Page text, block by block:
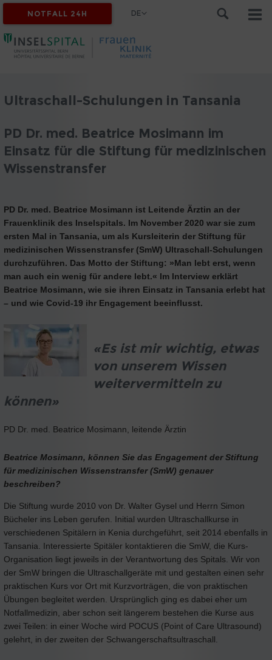
NOTFALL 24H DE
Ultraschall-Schulungen in Tansania
PD Dr. med. Beatrice Mosimann im
Einsatz für die Stiftung für medizinischen
Wissenstransfer
PD Dr. med. Beatrice Mosimann ist Leitende Ärztin an der
Frauenklinik des Inselspitals. Im November 2020 war sie zum
ersten Mal in Tansania, um als Kursleiterin der Stiftung für
medizinischen Wissenstransfer (SmW) Ultraschall-Schulungen
durchzuführen. Das Motto der Stiftung: »Man lebt erst, wenn
man auch ein wenig für andere lebt.« Im Interview erklärt
Beatrice Mosimann, wie sie ihren Einsatz in Tansania erlebt hat
– und wie Covid-19 ihr Engagement beeinflusst.
«Es ist mir wichtig, etwas
von unserem Wissen
weitervermitteln zu
können»
PD Dr. med. Beatrice Mosimann, leitende Ärztin
Beatrice Mosimann, können Sie das Engagement der Stiftung
für medizinischen Wissenstransfer (SmW) genauer
beschreiben?
Die Stiftung wurde 2010 von Dr. Walter Gysel und Herrn Simon
Bücheler ins Leben gerufen. Initial wurden Ultraschallkurse in
verschiedenen Spitälern in Kenia durchgeführt, seit 2014 ebenfalls in
Tansania. Interessierte Spitäler kontaktieren die SmW, die Kurs-
Organisation liegt jeweils in der Verantwortung des Spitals. Wir von
der SmW bringen die Ultraschallgeräte mit und gestalten einen sehr
praktischen Kurs vor Ort mit Kurzvorträgen, die von praktischen
Übungen begleitet werden. Ursprünglich ging es dabei eher um
Notfallmedizin, aber schon seit längerem bestehen die Kurse aus
zwei Teilen: in einer Woche wird POCUS (Point of Care Ultrasound)
gelehrt, in der zweiten der Schwangerschaftsultraschall.